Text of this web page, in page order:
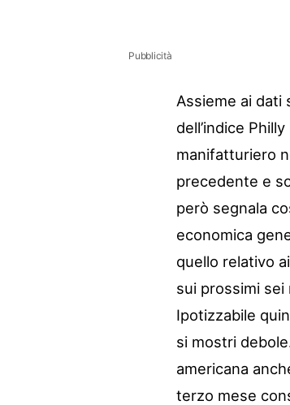
Pubblicità
Assieme ai dati
dell’indice
manifatturiero
precedente e
però segnala
economica
quello relativo
sui prossimi sei
Ipotizzabile
si mostri
americana
terzo mese